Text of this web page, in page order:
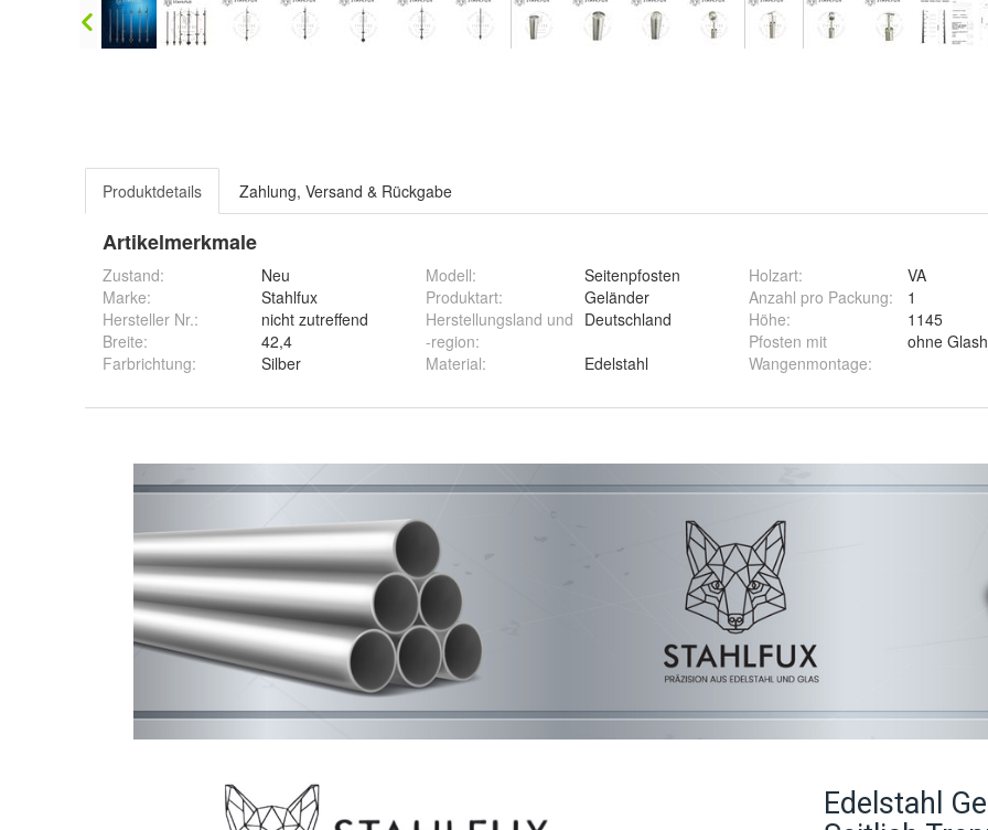
Produktdetails Zahlung, Versand & Rückgabe
Artikelmerkmale
Zustand:
Neu
Marke:
Stahlfux
Hersteller Nr.:
nicht zutreffend
Breite:
42,4
Farbrichtung: Silber
Modell:
Seitenpfosten
Produktart:
Geländer
Herstellungsland und
-region:
Deutschland
Material: Edelstahl
Holzart:
VA
Anzahl pro Packung:
1
Höhe:
1145
Pfosten mit
Wangenmontage: